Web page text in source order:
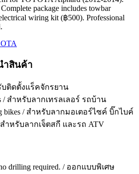
package includes towbar
wiring kit (฿500). Professional
ำสินค้า
บติดตั้งแร็คจักรยาน
/ สำหรับลากเทรลเลอร์ รถบ้าน
bikes / สำหรับลากมอเตอร์ไซค์ บิ๊กไบค์
สำหรับลากเจ็ตสกี และรถ ATV
drilling required. / ออกแบบพิเศษ